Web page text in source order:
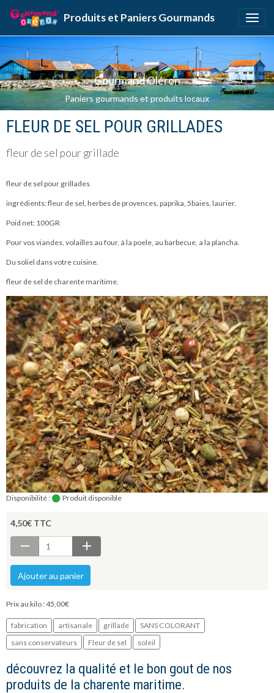
Produits et Paniers Gourmands
Gourmand Oléron
Paniers gourmands et produits locaux
FLEUR DE SEL POUR GRILLADES
fleur de sel pour grillade
fleur de sel pour grillades
ingrédients: fleur de sel, herbes de provences, paprika, 5baies, laurier.
Poid net: 100GR
Pour vos viandes, volailles au four, à la poele, au barbecue, a la plancha.
Du soliel dans votre cuisine.
fleur de sel de charente maritime.
Disponibilité : Produit disponible
4,50€ TTC
Ajouter au panier
Prix au kilo : 45,00€
fabrication artisanale grillade
SANS COLORANT
sans conservateurs
Fleur de sel soleil
découvrez la qualité et le bon gout de nos
produits de la charente maritime.